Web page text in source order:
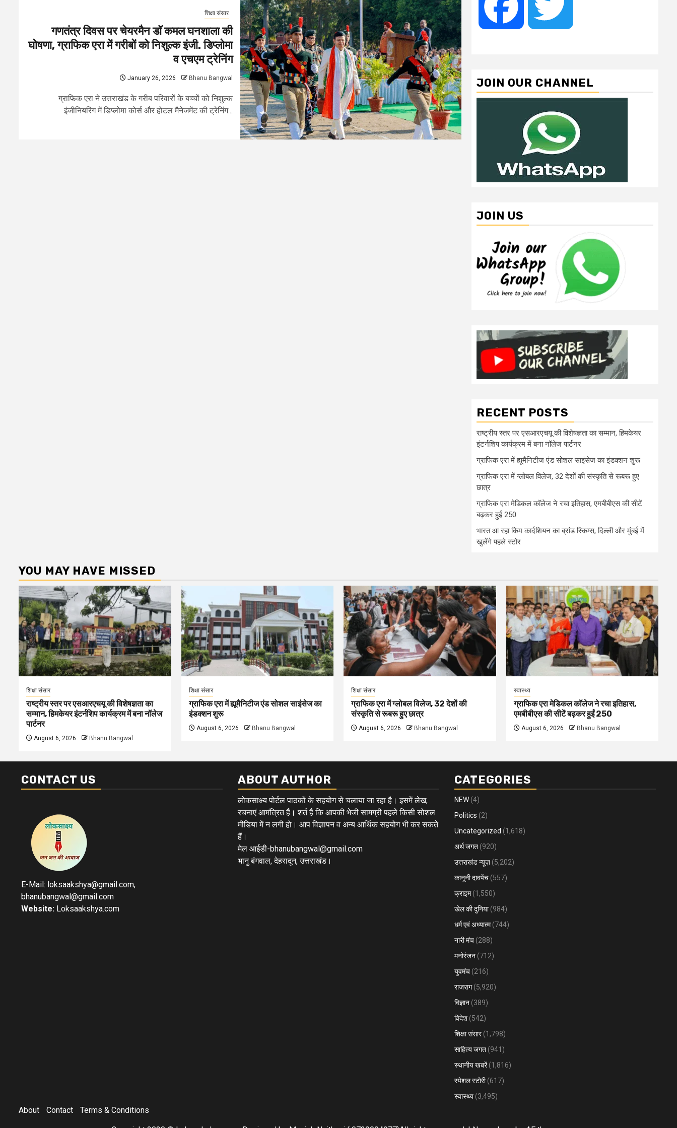
शिक्षा संसार
गणतंत्र दिवस पर चेयरमैन डॉ कमल घनशाला की
घोषणा, ग्राफिक एरा में गरीबों को निशुल्क इंजी. डिप्लोमा
व एचएम ट्रेनिंग
January 26, 2026 Bhanu Bangwal
ग्राफिक एरा ने उत्तराखंड के गरीब परिवारों के बच्चों को निशुल्क
इंजीनियरिंग में डिप्लोमा कोर्स और होटल मैनेजमेंट की ट्रेनिंग...
Facebook
JOIN OUR CHANNEL
JOIN US
RECENT POSTS
राष्ट्रीय स्तर पर एसआरएचयू की विशेषज्ञता का सम्मान, हिमकेयर
इंटर्नशिप कार्यक्रम में बना नॉलेज पार्टनर
ग्राफिक एरा में ह्यूमैनिटीज एंड सोशल साइंसेज का इंडक्शन शुरू
ग्राफिक एरा में ग्लोबल विलेज, 32 देशों की संस्कृति से रूबरू हुए
छात्र
ग्राफिक एरा मेडिकल कॉलेज ने रचा इतिहास, एमबीबीएस की सीटें
बढ़कर हुईं 250
भारत आ रहा किम कार्दशियन का ब्रांड स्किम्स, दिल्ली और मुंबई में
खुलेंगे पहले स्टोर
YOU MAY HAVE MISSED
शिक्षा संसार
राष्ट्रीय स्तर पर एसआरएचयू की विशेषज्ञता का
सम्मान, हिमकेयर इंटर्नशिप कार्यक्रम में बना नॉलेज
पार्टनर
August 6, 2026 Bhanu Bangwal
शिक्षा संसार
ग्राफिक एरा में ह्यूमैनिटीज एंड सोशल साइंसेज का
इंडक्शन शुरू
August 6, 2026 Bhanu Bangwal
शिक्षा संसार
ग्राफिक एरा में ग्लोबल विलेज, 32 देशों की
संस्कृति से रूबरू हुए छात्र
August 6, 2026 Bhanu Bangwal
स्वास्थ्य
ग्राफिक एरा मेडिकल कॉलेज ने रचा इतिहास,
एमबीबीएस की सीटें बढ़कर हुईं 250
August 6, 2026 Bhanu Bangwal
CONTACT US
E-Mail: loksaakshya@gmail.com,
bhanubangwal@gmail.com
Website: Loksaakshya.com
ABOUT AUTHOR
लोकसाक्ष्य पोर्टल पाठकों के सहयोग से चलाया जा रहा है। इसमें लेख,
रचनाएं आमंत्रित हैं। शर्त है कि आपकी भेजी सामग्री पहले किसी सोशल
मीडिया में न लगी हो। आप विज्ञापन व अन्य आर्थिक सहयोग भी कर सकते
हैं।
मेल आईडी-bhanubangwal@gmail.com
भानु बंगवाल, देहरादून, उत्तराखंड।
CATEGORIES
NEW (4)
Politics (2)
Uncategorized (1,618)
अर्थ जगत (920)
उत्तराखंड न्यूज़ (5,202)
कानूनी दावपेंच (557)
क्राइम(1,550)
खेल की दुनिया(984)
धर्म एवं अध्यात्म(744)
नारी मंच (288)
मनोरंजन (712)
युवमंच (216)
राजराग(5,920)
विज्ञान (389)
विदेश (542)
शिक्षा संसार(1,798)
साहित्य जगत (941)
स्थानीय खबरें(1,816)
स्पेशल स्टोरी(617)
स्वास्थ्य (3,495)
About Contact Terms & Conditions